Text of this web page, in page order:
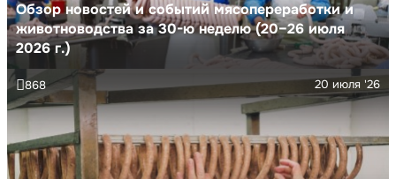
Обзор новостей и событий мясопереработки и
животноводства за 30-ю неделю (20–26 июля
2026 г.)
20 июля '26
868